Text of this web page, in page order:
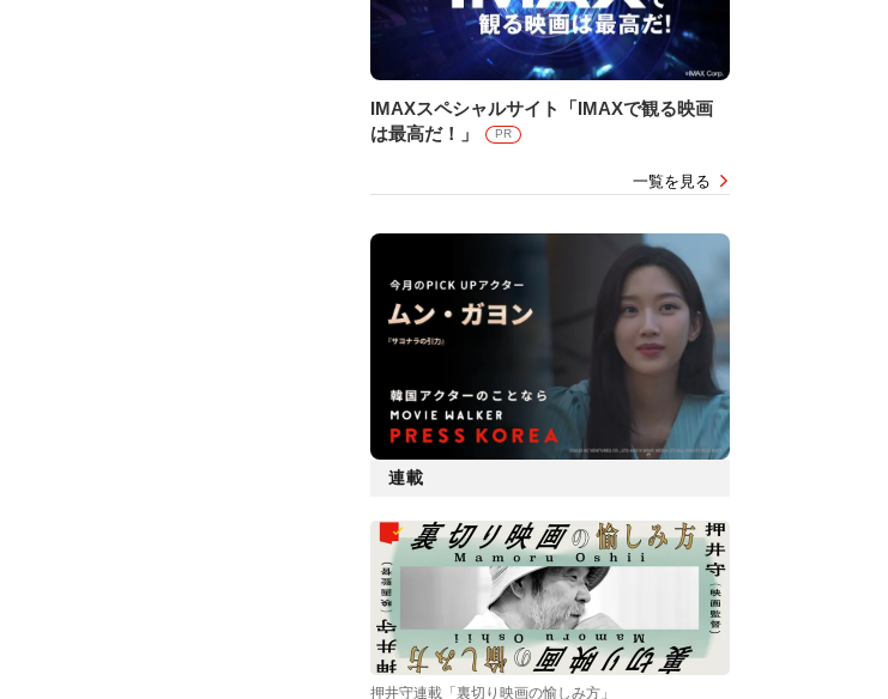
IMAXスペシャルサイト「IMAXで観る映画
は最高だ！」
PR
一覧を見る
連載
押井守連載「裏切り映画の愉しみ方」